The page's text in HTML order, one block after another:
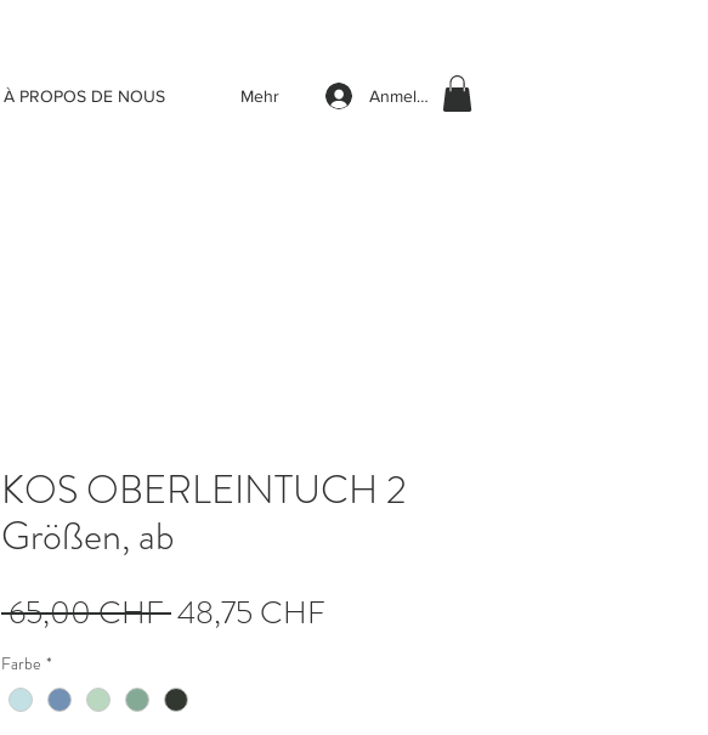
À PROPOS DE NOUS Mehr Anmelden
KOS OBERLEINTUCH 2
Größen, ab
65,00 CHF Prix
48,75 CHF
Farbe *